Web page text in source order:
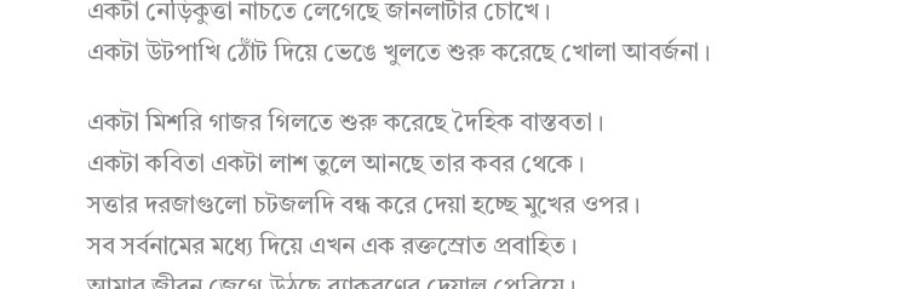
একটা নেড়িকুত্তা নাচতে লেগেছে জানলাটার চোখে।
একটা উটপাখি ঠোঁট দিয়ে ভেঙে খুলতে শুরু করেছে খোলা আবর্জনা।
একটা মিশরি গাজর গিলতে শুরু করেছে দৈহিক বাস্তবতা।
একটা কবিতা একটা লাশ তুলে আনছে তার কবর থেকে।
সত্তার দরজাগুলো চটজলদি বন্ধ করে দেয়া হচ্ছে মুখের ওপর।
সব সর্বনামের মধ্যে দিয়ে এখন এক রক্তস্রোত প্রবাহিত।